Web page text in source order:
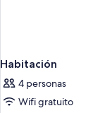
Habitación
4 personas
Wifi gratuito